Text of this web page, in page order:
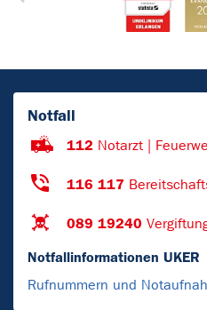
Notfall
112 Notarzt |
116 117
089 19240
Notfallinformationen UKER
Rufnummern und